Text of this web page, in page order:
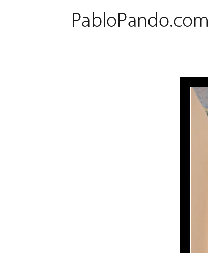
Litografía de Orlando Pelayo
Dic 4, 2010 |Arte|14 Comentarios